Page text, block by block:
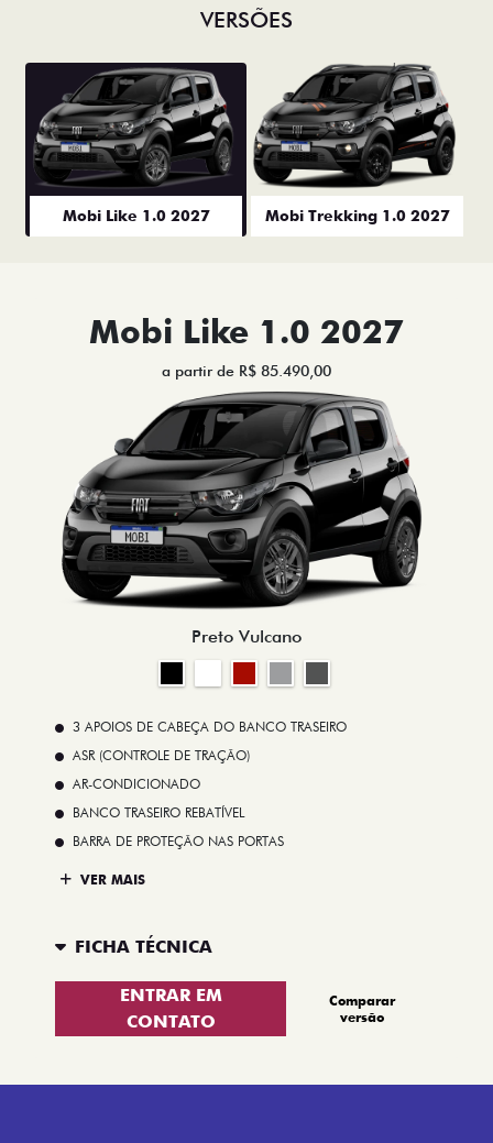
VERSÕES
Mobi Like 1.0 2027 Mobi Trekking 1.0 2027
Mobi Like 1.0 2027
a partir de R$ 85.490,00
Preto Vulcano
3 APOIOS DE CABEÇA DO BANCO TRASEIRO
ASR (CONTROLE DE TRAÇÃO)
AR-CONDICIONADO
BANCO TRASEIRO REBATÍVEL
BARRA DE PROTEÇÃO NAS PORTAS
VER MAIS
FICHA TÉCNICA
ENTRAR EM
CONTATO
Comparar
versão